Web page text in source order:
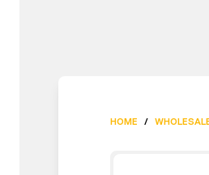
HOME /